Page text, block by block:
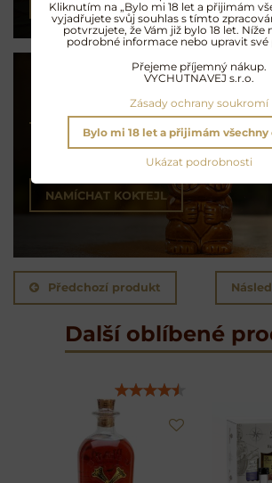
Koktejly na rumu
Exotické opojení
NAMÍCHAT KOKTEJL
Předchozí produkt
Další oblíbené
Kliknutím na „Bylo mi 18 let a přijimám
vyjadřujete svůj souhlas s tímto
potvrzujete, že Vám již bylo 18 let. Níže
podrobné informace nebo upravit své
Přejeme příjemný nákup.
VYCHUTNAVEJ s.r.o.
Zásady ochrany soukromí
Ukázat podrobnosti
Bylo mi 18 let a přijimám všechny